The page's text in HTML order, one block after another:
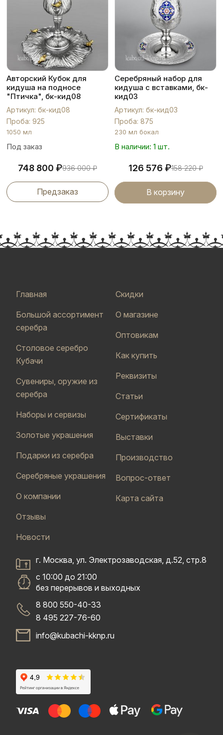
Авторский Кубок для
кидуша на подносе
"Птичка", бк-кид08
Артикул: бк-кид08
Проба: 925
1050 мл
Под заказ
748 800 ₽936 000₽
Предзаказ
Серебряный набор для
кидуша с вставками, бк-
кид03
Артикул: бк-кид03
Проба: 875
230 мл бокал
В наличии: 1 шт.
126 576 ₽158 220₽
В корзину
Главная
Большой ассортимент
серебра
Столовое серебро
Кубачи
Сувениры, оружие из
серебра
Наборы и сервизы
Золотые украшения
Подарки из серебра
Серебряные украшения
О компании
Отзывы
Новости
Скидки
О магазине
Оптовикам
Как купить
Реквизиты
Статьи
Сертификаты
Выставки
Производство
Вопрос-ответ
Карта сайта
г. Москва, ул. Электрозаводская, д.52, стр.8
с 10:00 до 21:00
без перерывов и выходных
8 800 550-40-33
8 495 227-76-60
info@kubachi-kknp.ru